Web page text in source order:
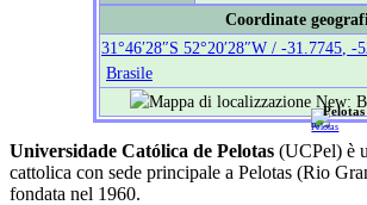
Coordinate
31°46′28″S 52°20′28″W / -31.7745, -
Brasile
Pelotas
Universidade Católica de Pelotas (UCPel) è
cattolica con sede principale a Pelotas (Rio
fondata nel 1960.